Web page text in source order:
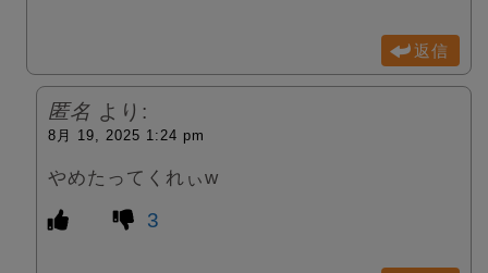
返信
匿名 より:
8月 19, 2025 1:24 pm
やめたってくれぃw
3